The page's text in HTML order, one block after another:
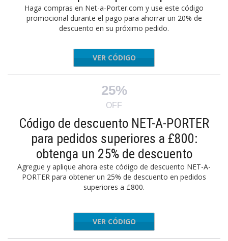
Haga compras en Net-a-Porter.com y use este código
promocional durante el pago para ahorrar un 20% de
descuento en su próximo pedido.
ngles22
VER CÓDIGO
25%
OFF
Código de descuento NET-A-PORTER
para pedidos superiores a £800:
obtenga un 25% de descuento
Agregue y aplique ahora este código de descuento NET-A-
PORTER para obtener un 25% de descuento en pedidos
superiores a £800.
DTOSAVE
VER CÓDIGO